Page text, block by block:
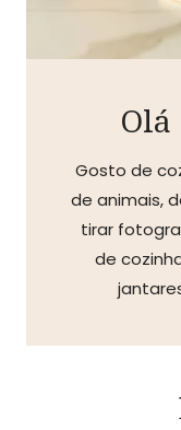
Olá
Gosto de
de animais,
tirar
de